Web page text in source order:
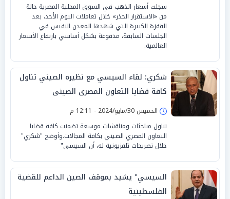
سجلت أسعار الذهب في السوق المحلية المصرية حالة
من «الاستقرار الحذر» خلال تعاملات اليوم الأحد، بعد
القفزة الكبيرة التي شهدها المعدن النفيس في
الجلسات السابقة، مدفوعة بشكل أساسي بارتفاع الأسعار
العالمية.
شكري: لقاء السيسي مع نظيره الصيني تناول
كافة قضايا التعاون المصرى الصينى
الخميس 30/مايو/2024 - 12:11 م
تناول مباحثات ومناقشات موسعة تضمنت كافة قضايا
التعاون المصري الصيني بكافة المجالات.وأوضح "شكري"
خلال تصريحات تلفزيونية له، أن السيسى"
السيسي" يشيد بموقف الصين الداعم للقضية
الفلسطينية